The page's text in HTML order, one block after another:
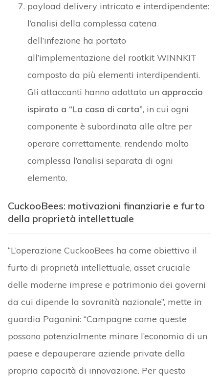
payload delivery intricato e interdipendente:
l’analisi della complessa catena
dell’infezione ha portato
all’implementazione del rootkit WINNKIT
composto da più elementi interdipendenti.
Gli attaccanti hanno adottato un approccio
ispirato a “La casa di carta”, in cui ogni
componente è subordinata alle altre per
operare correttamente, rendendo molto
complessa l’analisi separata di ogni
elemento.
CuckooBees: motivazioni finanziarie e furto
della proprietà intellettuale
“L’operazione CuckooBees ha come obiettivo il
furto di proprietà intellettuale, asset cruciale
delle moderne imprese e patrimonio dei governi
da cui dipende la sovranità nazionale”, mette in
guardia Paganini: “Campagne come queste
possono potenzialmente minare l’economia di un
paese e depauperare aziende private della
propria capacità di innovazione. Per questo